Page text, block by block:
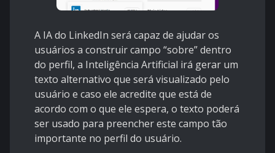
A IA do LinkedIn será capaz de ajudar os
usuários a construir campo “sobre” dentro
do perfil, a Inteligência Artificial irá gerar um
texto alternativo que será visualizado pelo
usuário e caso ele acredite que está de
acordo com o que ele espera, o texto poderá
ser usado para preencher este campo tão
importante no perfil do usuário.